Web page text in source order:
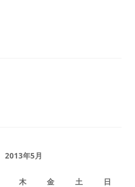
2013年5月
木 金 土 日